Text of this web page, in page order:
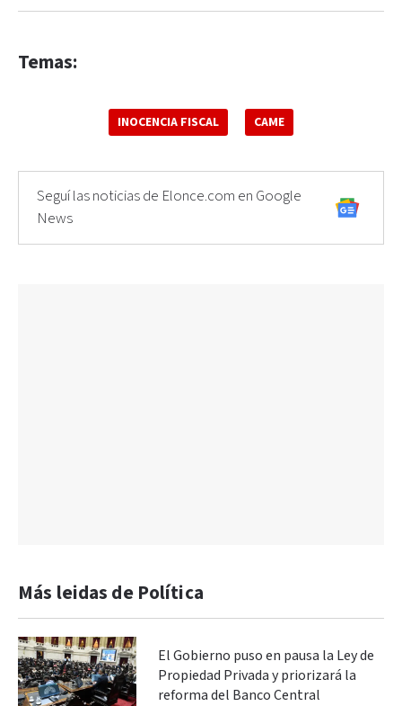
Temas:
INOCENCIA FISCAL CAME
Seguí las noticias de Elonce.com en Google
News
Más leidas de Política
El Gobierno puso en pausa la Ley de
Propiedad Privada y priorizará la
reforma del Banco Central